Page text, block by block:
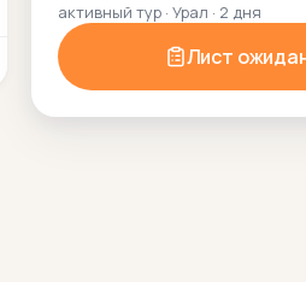
активный тур · Урал · 2 дня
Лист